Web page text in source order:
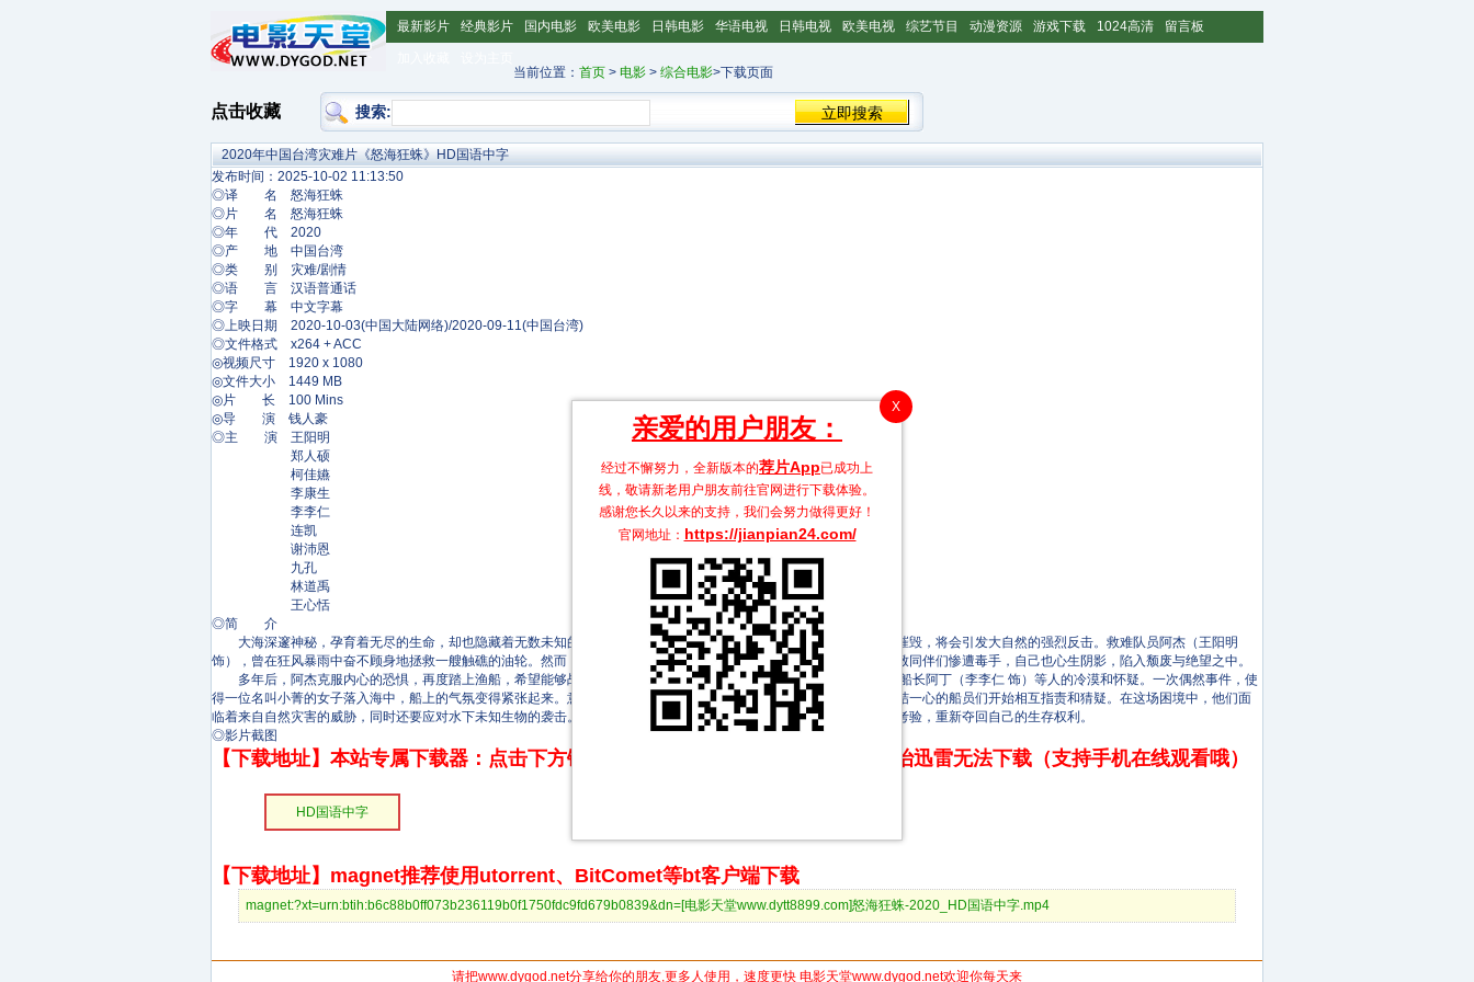
最新影片 经典影片 国内电影 欧美电影 日韩电影 华语电视 日韩电视 欧美电视 综艺节目 动漫资源 游戏下载 1024高清 留言板
当前位置： 首页 > 电影 > 综合电影>下载页面
点击收藏 搜索:
X
亲爱的用户朋友：
经过不懈努力，全新版本的荐片App已成功上
线，敬请新老用户朋友前往官网进行下载体验。
感谢您长久以来的支持，我们会努力做得更好！
官网地址： https://jianpian24.com/
2020年中国台湾灾难片《怒海狂蛛》HD国语中字
发布时间：2025-10-02 11:13:50
◎译 名 怒海狂蛛
◎片 名 怒海狂蛛
◎年 代 2020
◎产 地 中国台湾
◎类 别 灾难/剧情
◎语 言 汉语普通话
◎字 幕 中文字幕
◎上映日期 2020-10-03(中国大陆网络)/2020-09-11(中国台湾)
◎文件格式 x264 + ACC
◎视频尺寸 1920 x 1080
◎文件大小 1449 MB
◎片 长 100 Mins
◎导 演 钱人豪
◎主 演 王阳明
郑人硕
柯佳嬿
李康生
李李仁
连凯
谢沛恩
九孔
林道禹
王心恬
◎简 介
大海深邃神秘，孕育着无尽的生命，却也隐藏着无数未知的奥秘。人们或许未曾意识到，他们对自然的不断干预和摧毁，将会引发大自然的强烈反击。救难队员阿杰（王阳明
饰），曾在狂风暴雨中奋不顾身地拯救一艘触礁的油轮。然而，他们遭遇了顽固的船长，以及来自深海的黑暗势力，导致同伴们惨遭毒手，自己也心生阴影，陷入颓废与绝望之中。
多年后，阿杰克服内心的恐惧，再度踏上渔船，希望能够战胜心魔。然而，他却面对着船员阿泰（郑人硕 饰）和副船长阿丁（李李仁 饰）等人的冷漠和怀疑。一次偶然事件，使
得一位名叫小菁的女子落入海中，船上的气氛变得紧张起来。意外事件接连发生，人们陷入了恐慌和疑虑之中，原本团结一心的船员们开始相互指责和猜疑。在这场困境中，他们面
临着来自自然灾害的威胁，同时还要应对水下未知生物的袭击。只有放下成见，紧密团结，他们才有可能度过这场生死考验，重新夺回自己的生存权利。
◎影片截图
【下载地址】本站专属下载器：点击下方链接 即可享受高速下载和在线播放 专治迅雷无法下载（支持手机在线观看哦）
HD国语中字
【下载地址】magnet推荐使用utorrent、BitComet等bt客户端下载
magnet:?xt=urn:btih:b6c88b0ff073b236119b0f1750fdc9fd679b0839&dn=[电影天堂www.dytt8899.com]怒海狂蛛-2020_HD国语中字.mp4
请把www.dygod.net分享给你的朋友,更多人使用，速度更快 电影天堂www.dygod.net欢迎你每天来